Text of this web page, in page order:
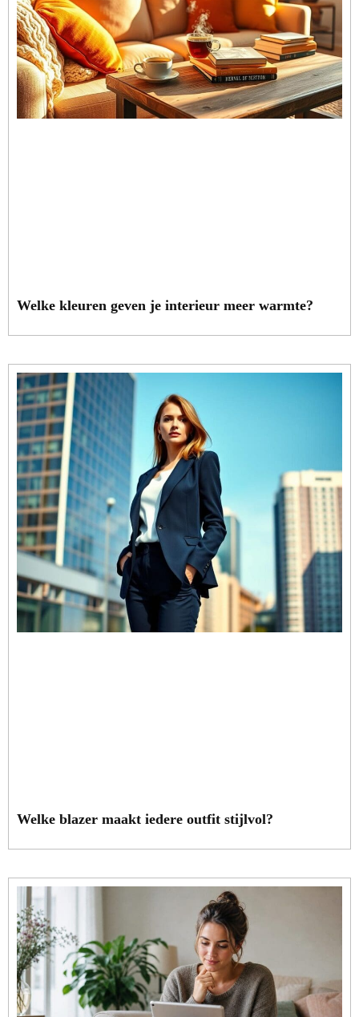
Welke kleuren geven je interieur meer warmte?
Welke blazer maakt iedere outfit stijlvol?